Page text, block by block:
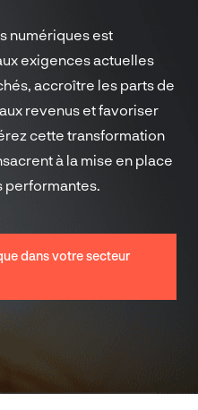
numériques est
exigences actuelles
accroître les parts de
revenus et favoriser
cette transformation
à la mise en place
performantes.
dans votre secteur